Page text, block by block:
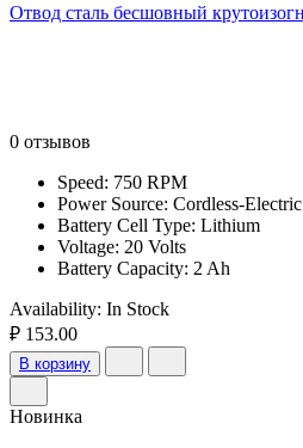
Отвод сталь бесшовный
0 отзывов
Speed: 750 RPM
Power Source: Cordless-Electric
Battery Cell Type: Lithium
Voltage: 20 Volts
Battery Capacity: 2 Ah
Availability: In Stock
₽ 153.00
В корзину
Новинка